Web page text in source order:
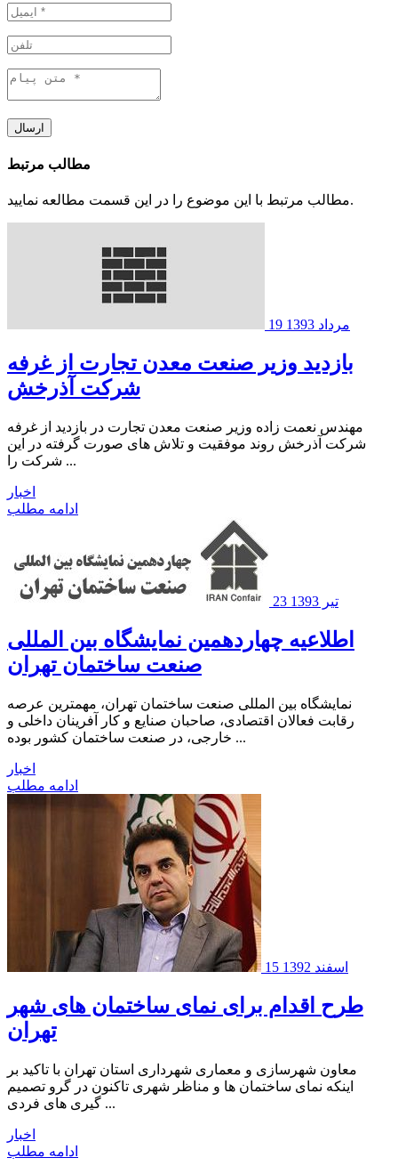
ارسال
مطالب مرتبط
مطالب مرتبط با این موضوع را در این قسمت مطالعه نمایید.
19 مرداد 1393
بازدید وزیر صنعت معدن تجارت از غرفه
شرکت آذرخش
مهندس نعمت زاده وزیر صنعت معدن تجارت در بازدید از غرفه
شرکت آذرخش روند موفقیت و تلاش های صورت گرفته در این
شرکت را ...
اخبار
ادامه مطلب
23 تیر 1393
اطلاعیه چهاردهمین نمایشگاه بین المللی
صنعت ساختمان تهران
نمایشگاه بین المللی صنعت ساختمان تهران، مهمترین عرصه
رقابت فعالان اقتصادی، صاحبان صنایع و کار آفرینان داخلی و
خارجی، در صنعت ساختمان کشور بوده ...
اخبار
ادامه مطلب
15 اسفند 1392
طرح اقدام برای نمای ساختمان های شهر
تهران
معاون شهرسازی و معماری شهرداری استان تهران با تاکید بر
اینکه نمای ساختمان ها و مناظر شهری تاکنون در گرو تصمیم
گیری های فردی ...
اخبار
ادامه مطلب